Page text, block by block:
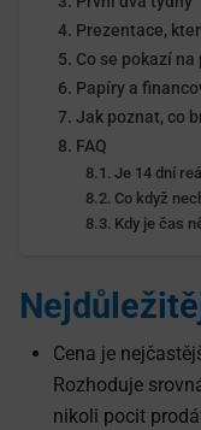
Prezentace,
Co se pokazí
Papíry a
Jak poznat, co
FAQ
Je 14 dní
Co když
Kdy je čas
Cena je
Rozhoduje
nikoli pocit